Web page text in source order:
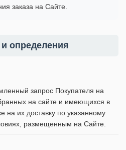
заказа на Сайте.
определения
запрос Покупателя на
на сайте и имеющихся в
на их доставку по указанному
размещенным на Сайте.